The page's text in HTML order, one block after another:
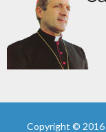
Copyright © 2016